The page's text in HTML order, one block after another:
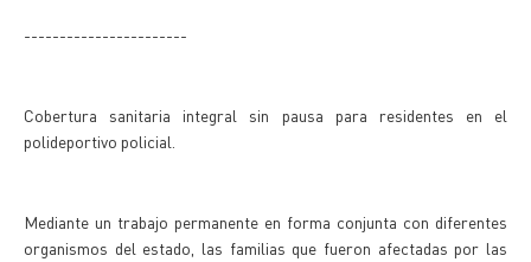
-----------------------
Cobertura sanitaria integral sin pausa para residentes en el
polideportivo policial.
Mediante un trabajo permanente en forma conjunta con diferentes
organismos del estado, las familias que fueron afectadas por las